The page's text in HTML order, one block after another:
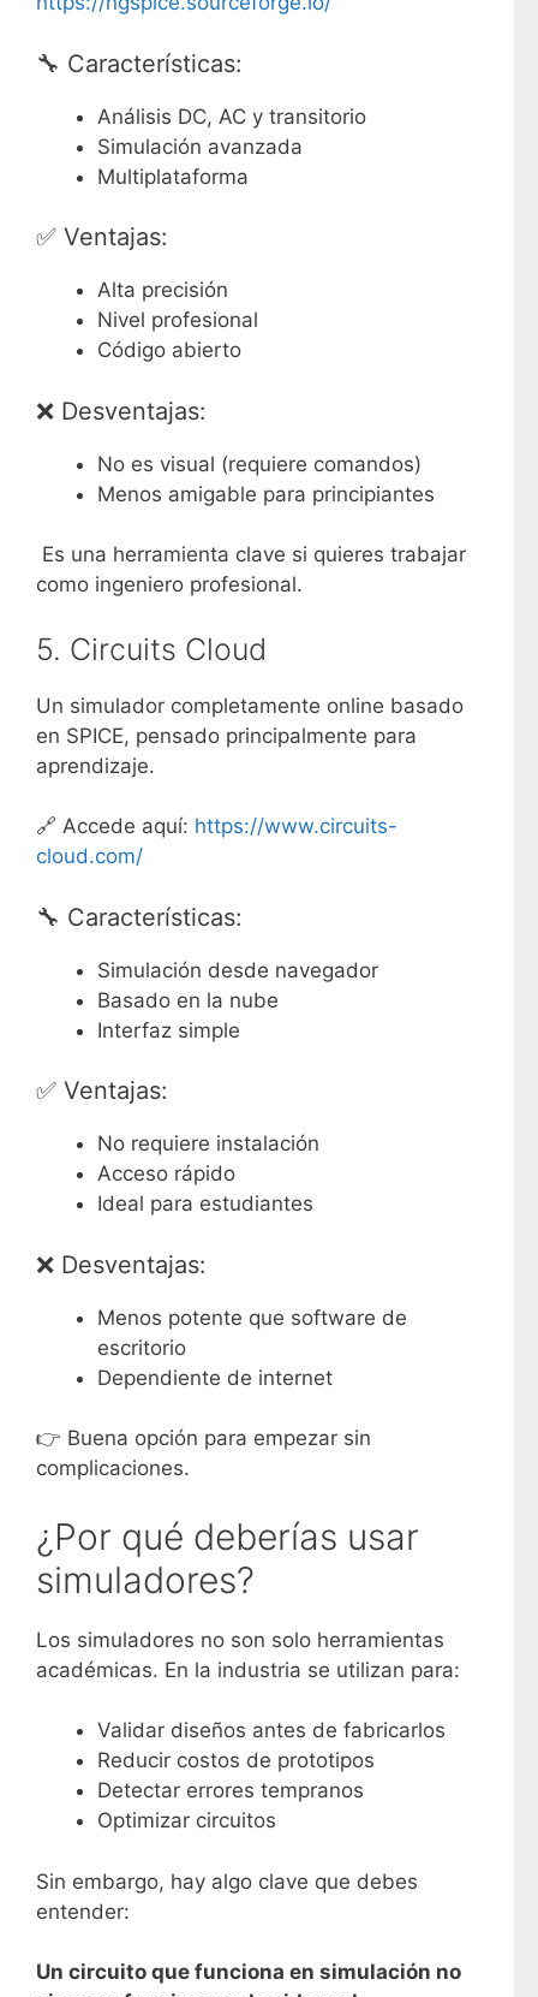
🔧 Características:
Análisis DC, AC y transitorio
Simulación avanzada
Multiplataforma
✅ Ventajas:
Alta precisión
Nivel profesional
Código abierto
❌ Desventajas:
No es visual (requiere comandos)
Menos amigable para principiantes
Es una herramienta clave si quieres trabajar
como ingeniero profesional.
5. Circuits Cloud
Un simulador completamente online basado
en SPICE, pensado principalmente para
aprendizaje.
🔗 Accede aquí: https://www.circuits-
cloud.com/
🔧 Características:
Simulación desde navegador
Basado en la nube
Interfaz simple
✅ Ventajas:
No requiere instalación
Acceso rápido
Ideal para estudiantes
❌ Desventajas:
Menos potente que software de
escritorio
Dependiente de internet
👉 Buena opción para empezar sin
complicaciones.
¿Por qué deberías usar
simuladores?
Los simuladores no son solo herramientas
académicas. En la industria se utilizan para:
Validar diseños antes de fabricarlos
Reducir costos de prototipos
Detectar errores tempranos
Optimizar circuitos
Sin embargo, hay algo clave que debes
entender:
Un circuito que funciona en simulación no